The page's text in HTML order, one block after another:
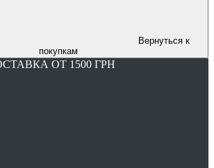
Вернуться к
покупкам
ОТ 1500 ГРН